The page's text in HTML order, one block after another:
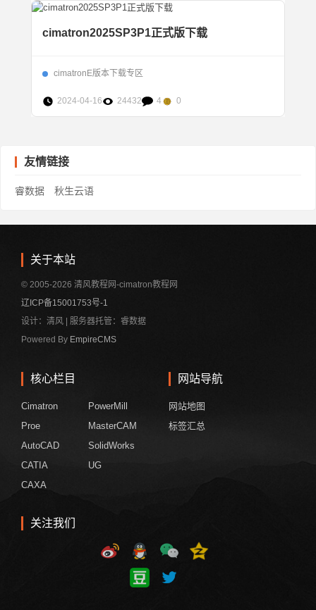
cimatron2025SP3P1正式版下载
cimatronE版本下载专区
2024-04-16 24432 4 0
友情链接
睿数据 秋生云语
关于本站
© 2005-2026 清风教程网-cimatron教程网
辽ICP备15001753号-1
设计：清风 | 服务器托管：睿数据
Powered By EmpireCMS
核心栏目
Cimatron
Proe
AutoCAD
CATIA
CAXA
PowerMill
MasterCAM
SolidWorks
UG
网站导航
网站地图
标签汇总
关注我们